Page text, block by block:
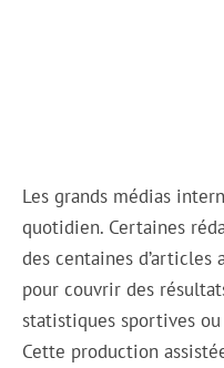
Les grands médias
quotidien. Certaines
des centaines d’articles
pour couvrir des
statistiques sportives
Cette production